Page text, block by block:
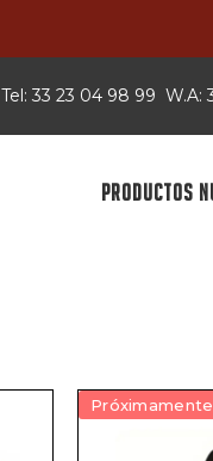
Tel: 33 23 04 98 99 W.A:
PRODUCTOS